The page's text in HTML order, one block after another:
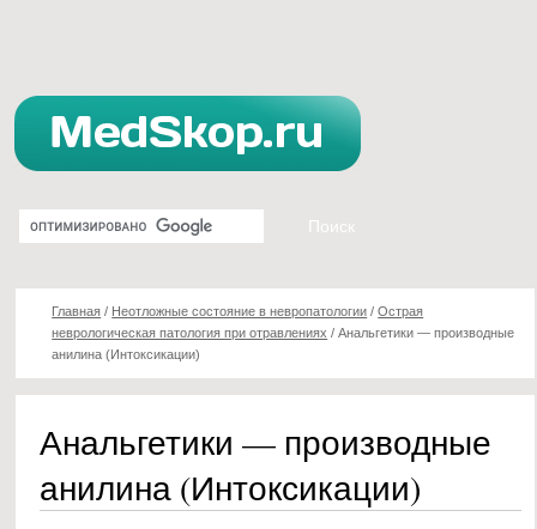
Главная / Неотложные состояние в невропатологии /Острая
неврологическая патология при отравлениях /Анальгетики — производные
анилина (Интоксикации)
Анальгетики — производные
анилина (Интоксикации)